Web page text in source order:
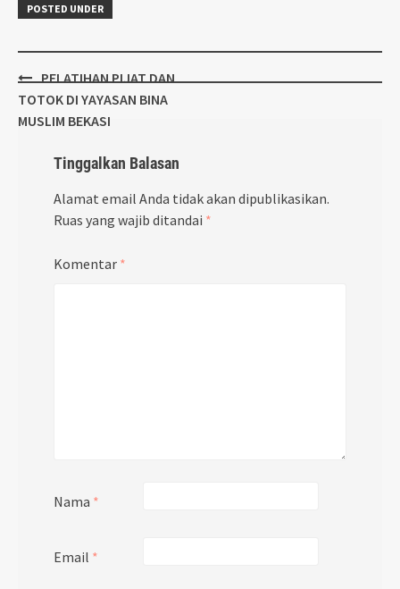
POSTED UNDER
Post
navigation
PELATIHAN PIJAT DAN
TOTOK DI YAYASAN BINA
MUSLIM BEKASI
Tinggalkan Balasan
Alamat email Anda tidak akan dipublikasikan.
Ruas yang wajib ditandai *
Komentar *
Nama *
Email *